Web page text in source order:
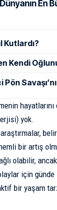
En
Kutlardı?
Kendi
yok.
bir artış
olabilir,
için
bir yaşam